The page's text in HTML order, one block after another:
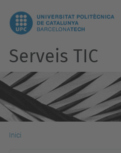
Serveis TIC
Inici